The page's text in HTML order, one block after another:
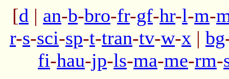
[d | an-b-bro-fr-gf-hr-l-m-
r-s-sci-sp-t-tran-tv-w-x | bg
fi-hau-jp-ls-ma-me-rm-